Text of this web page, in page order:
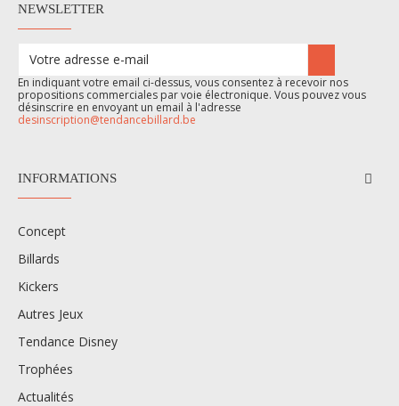
NEWSLETTER
En indiquant votre email ci-dessus, vous consentez à recevoir nos
propositions commerciales par voie électronique. Vous pouvez vous
désinscrire en envoyant un email à l'adresse
desinscription@tendancebillard.be
INFORMATIONS
Concept
Billards
Kickers
Autres Jeux
Tendance Disney
Trophées
Actualités